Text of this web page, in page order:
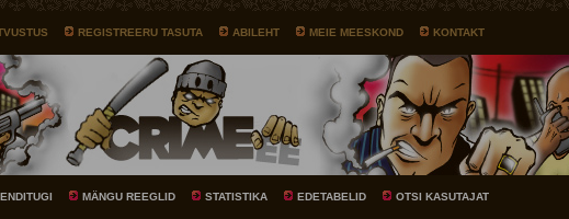
REGISTREERU TASUTA ABILEHT MEIE MEESKOND KONTAKT
MÄNGU REEGLID STATISTIKA EDETABELID OTSI KASUTAJAT